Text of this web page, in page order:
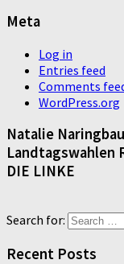
Meta
Log in
Entries feed
Comments
WordPress.org
Natalie
Landtagswahlen
DIE LINKE
Search for:
Recent Posts